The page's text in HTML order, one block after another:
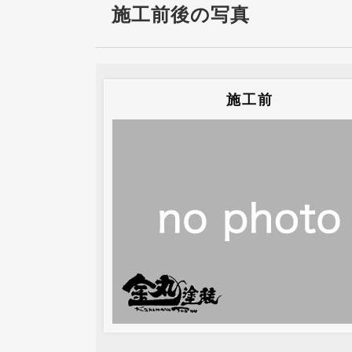
施工前後の写真
施工前